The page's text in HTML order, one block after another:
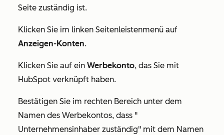
Seite zuständig ist.
Klicken Sie im linken Seitenleistenmenü auf
Anzeigen-Konten.
Klicken Sie auf ein Werbekonto, das Sie mit
HubSpot verknüpft haben.
Bestätigen Sie im rechten Bereich unter dem
Namen des Werbekontos, dass "
Unternehmensinhaber zuständig" mit dem Namen